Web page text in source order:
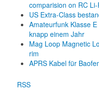
comparision on RC
US Extra-Class
Amateurfunk Klasse
knapp einem Jahr
Mag Loop Magnetic
rim
APRS Kabel für
RSS